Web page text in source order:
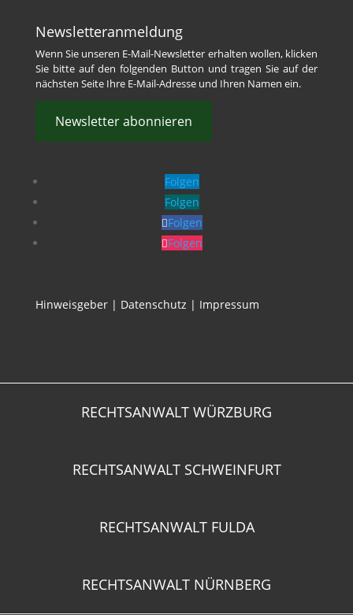
Newsletteranmeldung
Wenn Sie unseren E-Mail-Newsletter erhalten wollen, klicken
Sie bitte auf den folgenden Button und tragen Sie auf der
nächsten Seite Ihre E-Mail-Adresse und Ihren Namen ein.
Newsletter abonnieren
Folgen
Folgen
Folgen
Folgen
Hinweisgeber| Datenschutz | Impressum
RECHTSANWALT WÜRZBURG
RECHTSANWALT SCHWEINFURT
RECHTSANWALT FULDA
RECHTSANWALT NÜRNBERG